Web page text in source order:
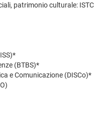
patrimonio culturale: ISTC
(BTBS)*
e Comunicazione (DISCo)*